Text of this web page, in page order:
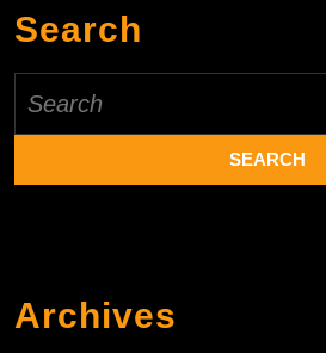
Search
for:
Archives